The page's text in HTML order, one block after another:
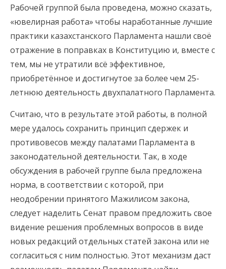
Рабочей группой была проведена, можно сказать,
«ювелирная работа» чтобы наработанные лучшие
практики казахстанского Парламента нашли своё
отражение в поправках в Конституцию и, вместе с
тем, мы не утратили всё эффективное,
приобретённое и достигнутое за более чем 25-
летнюю деятельность двухпалатного Парламента.
Считаю, что в результате этой работы, в полной
мере удалось сохранить принцип сдержек и
противовесов между палатами Парламента в
законодательной деятельности. Так, в ходе
обсуждения в рабочей группе была предложена
норма, в соответствии с которой, при
неодобрении принятого Мажилисом закона,
следует наделить Сенат правом предложить свое
видение решения проблемных вопросов в виде
новых редакций отдельных статей закона или не
согласиться с ним полностью. Этот механизм даст